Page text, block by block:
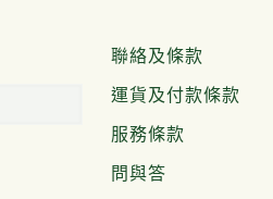
聯絡及條款
運貨及付款條款
服務條款
問與答